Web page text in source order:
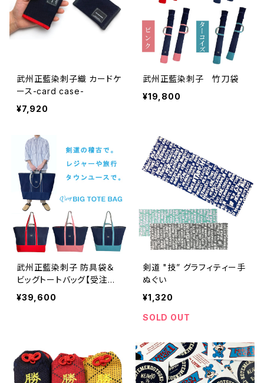
武州正藍染刺子織 カードケ
ース-card case-
¥7,920
武州正藍染刺子 竹刀袋
¥19,800
武州正藍染刺子 防具袋＆
ビッグトートバッグ【受注制
作専用】
¥39,600
剣道 "技” グラフィティー手
ぬぐい
¥1,320
SOLD OUT